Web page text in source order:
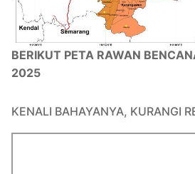
BERIKUT PETA RAWAN
2025
KENALI BAHAYANYA, KURANGI